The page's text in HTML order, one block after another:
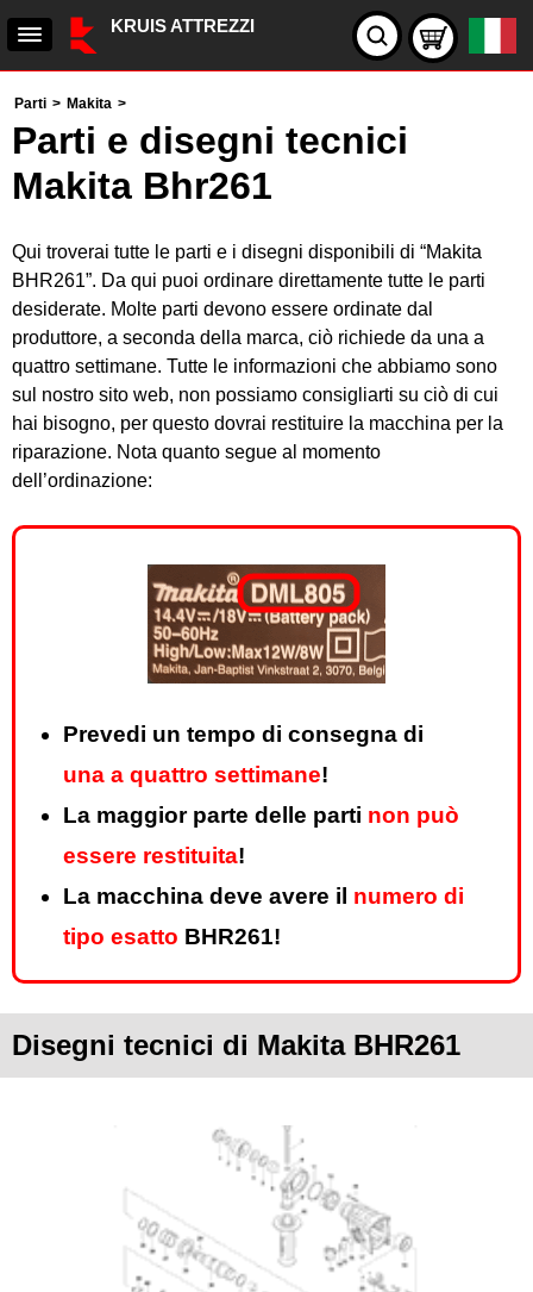
KRUIS ATTREZZI
Parti > Makita >
Parti e disegni tecnici
Makita Bhr261
Qui troverai tutte le parti e i disegni disponibili di “Makita
BHR261”. Da qui puoi ordinare direttamente tutte le parti
desiderate. Molte parti devono essere ordinate dal
produttore, a seconda della marca, ciò richiede da una a
quattro settimane. Tutte le informazioni che abbiamo sono
sul nostro sito web, non possiamo consigliarti su ciò di cui
hai bisogno, per questo dovrai restituire la macchina per la
riparazione. Nota quanto segue al momento
dell’ordinazione:
Prevedi un tempo di consegna di
una a quattro settimane!
La maggior parte delle parti non può
essere restituita!
La macchina deve avere il numero di
tipo esatto BHR261!
Disegni tecnici di Makita BHR261